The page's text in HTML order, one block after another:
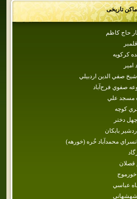
تاریخی
حاج كاظم
كركويه
امير
شيخ صفي الدين اردبيلي
صفوي‌ فرح‌آباد
مسجد علي‌
كوچه‌
دختر
بابكان
محمدآباد خُره‌ (خورهه‌)
قصلان
خورموج
عباسي‌
شهشهاني